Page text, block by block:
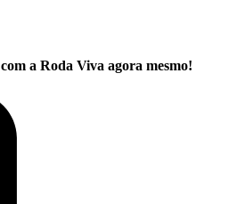
com a Roda Viva agora mesmo!